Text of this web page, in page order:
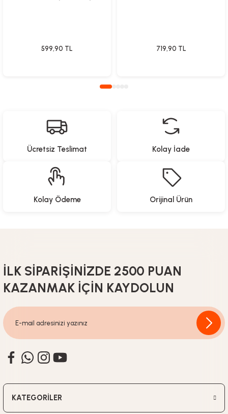
599,90 TL 719,90 TL
Ücretsiz Teslimat Kolay İade
Kolay Ödeme Orijinal Ürün
İLK SİPARİŞİNİZDE 2500 PUAN
KAZANMAK İÇİN KAYDOLUN
KATEGORİLER